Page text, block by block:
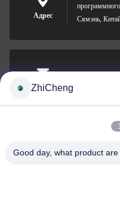
Адрес
Сямэнь,
Электронная
0086-592-
ZhiCheng
Good day, what product